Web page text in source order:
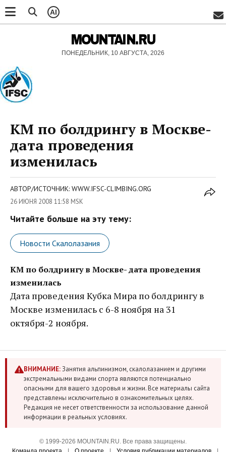
AI
MOUNTAIN.RU
ПОНЕДЕЛЬНИК, 10 АВГУСТА, 2026
КМ по болдрингу в Москве-
дата проведения
изменилась
АВТОР/ИСТОЧНИК: WWW.IFSC-CLIMBING.ORG
26 ИЮНЯ 2008 11:58 MSK
Читайте больше на эту тему:
Новости Скалолазания
КМ по болдрингу в Москве- дата проведения
изменилась
Дата проведения Кубка Мира по болдрингу в
Москве изменилась с 6-8 ноября на 31
октября-2 ноября.
ВНИМАНИЕ:Занятия альпинизмом, скалолазанием и другими
экстремальными видами спорта являются потенциально
опасными для вашего здоровья и жизни. Все материалы сайта
представлены исключительно в ознакомительных целях.
Редакция не несет ответственности за использование данной
информации в реальных условиях.
© 1999-2026 MOUNTAIN.RU. Все права защищены.